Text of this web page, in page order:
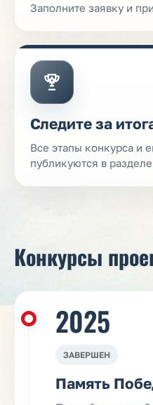
Заполните заявку и
Следите за
Все этапы конкурса и
публикуются в
Конкурсы
2025
ЗАВЕРШЕН
Память